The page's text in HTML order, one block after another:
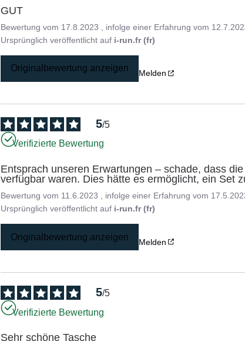
GUT
Bewertung vom 17.8.2023 , infolge einer Erfahrung vom
Ursprünglich veröffentlicht auf i-run.fr (fr)
Originalbewertung anzeigen Melden
5/5
Verifizierte Bewertung
Entsprach unseren Erwartungen – schade, dass
verfügbar waren. Dies hätte es ermöglicht, ein Set
Bewertung vom 11.6.2023 , infolge einer Erfahrung vom
Ursprünglich veröffentlicht auf i-run.fr (fr)
Originalbewertung anzeigen Melden
5/5
Verifizierte Bewertung
Sehr schöne Tasche